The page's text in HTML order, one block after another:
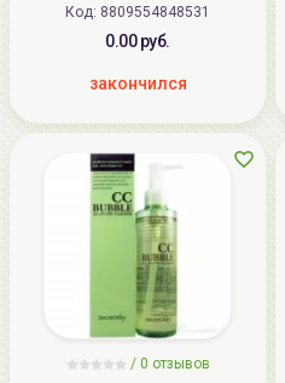
Код: 8809554848531
0.00 руб.
закончился
/ 0 отзывов